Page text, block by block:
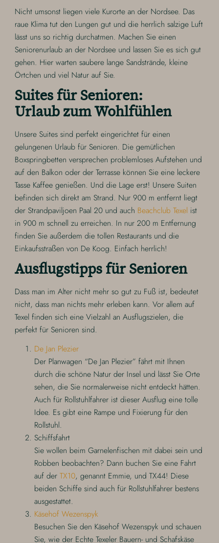
Nicht umsonst liegen viele Kurorte an der Nordsee. Das
raue Klima tut den Lungen gut und die herrlich salzige Luft
lässt uns so richtig durchatmen. Machen Sie einen
Seniorenurlaub an der Nordsee und lassen Sie es sich gut
gehen. Hier warten saubere lange Sandstrände, kleine
Örtchen und viel Natur auf Sie.
Suites für Senioren:
Urlaub zum Wohlfühlen
Unsere Suites sind perfekt eingerichtet für einen
gelungenen Urlaub für Senioren. Die gemütlichen
Boxspringbetten versprechen problemloses Aufstehen und
auf den Balkon oder der Terrasse können Sie eine leckere
Tasse Kaffee genießen. Und die Lage erst! Unsere Suiten
befinden sich direkt am Strand. Nur 900 m entfernt liegt
der Strandpaviljoen Paal 20 und auch Beachclub Texel ist
in 900 m schnell zu erreichen. In nur 200 m Entfernung
finden Sie außerdem die tollen Restaurants und die
Einkaufsstraßen von De Koog. Einfach herrlich!
Ausflugstipps für Senioren
Dass man im Alter nicht mehr so gut zu Fuß ist, bedeutet
nicht, dass man nichts mehr erleben kann. Vor allem auf
Texel finden sich eine Vielzahl an Ausflugszielen, die
perfekt für Senioren sind.
De Jan Plezier
Der Planwagen “De Jan Plezier” fährt mit Ihnen
durch die schöne Natur der Insel und lässt Sie Orte
sehen, die Sie normalerweise nicht entdeckt hätten.
Auch für Rollstuhlfahrer ist dieser Ausflug eine tolle
Idee. Es gibt eine Rampe und Fixierung für den
Rollstuhl.
Schiffsfahrt
Sie wollen beim Garnelenfischen mit dabei sein und
Robben beobachten? Dann buchen Sie eine Fahrt
auf derTX10, genannt Emmie, und TX44! Diese
beiden Schiffe sind auch für Rollstuhlfahrer bestens
ausgestattet.
Käsehof Wezenspyk
Besuchen Sie den Käsehof Wezenspyk und schauen
Sie, wie der Echte Texeler Bauern- und Schafskäse